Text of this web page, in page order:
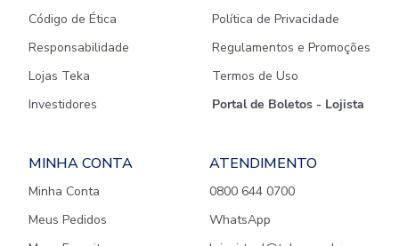
Código de Ética
Responsabilidade
Lojas Teka
Investidores
Política de Privacidade
Regulamentos e Promoções
Termos de Uso
Portal de Boletos - Lojista
MINHA CONTA
Minha Conta
Meus Pedidos
ATENDIMENTO
0800 644 0700
WhatsApp